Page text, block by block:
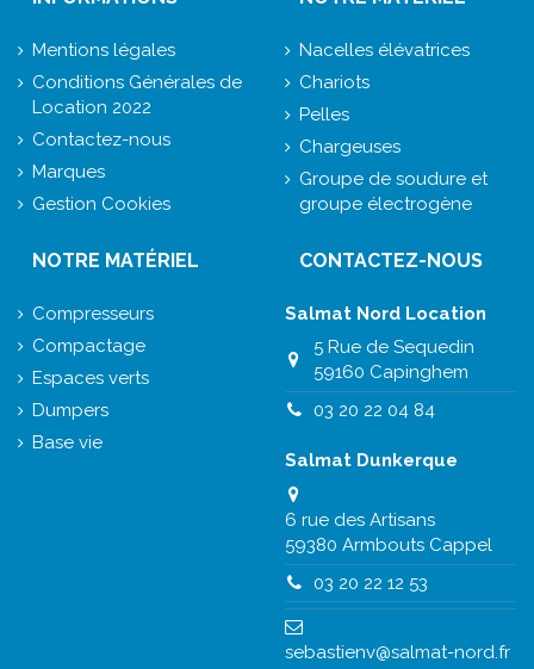
Mentions légales
Conditions Générales de
Location 2022
Contactez-nous
Marques
Gestion Cookies
Nacelles élévatrices
Chariots
Pelles
Chargeuses
Groupe de soudure et
groupe électrogène
NOTRE MATÉRIEL
Compresseurs
Compactage
Espaces verts
Dumpers
Base vie
CONTACTEZ-NOUS
Salmat Nord Location
5 Rue de Sequedin
59160 Capinghem
03 20 22 04 84
Salmat Dunkerque
6 rue des Artisans
59380 Armbouts Cappel
03 20 22 12 53
sebastienv@salmat-nord.fr